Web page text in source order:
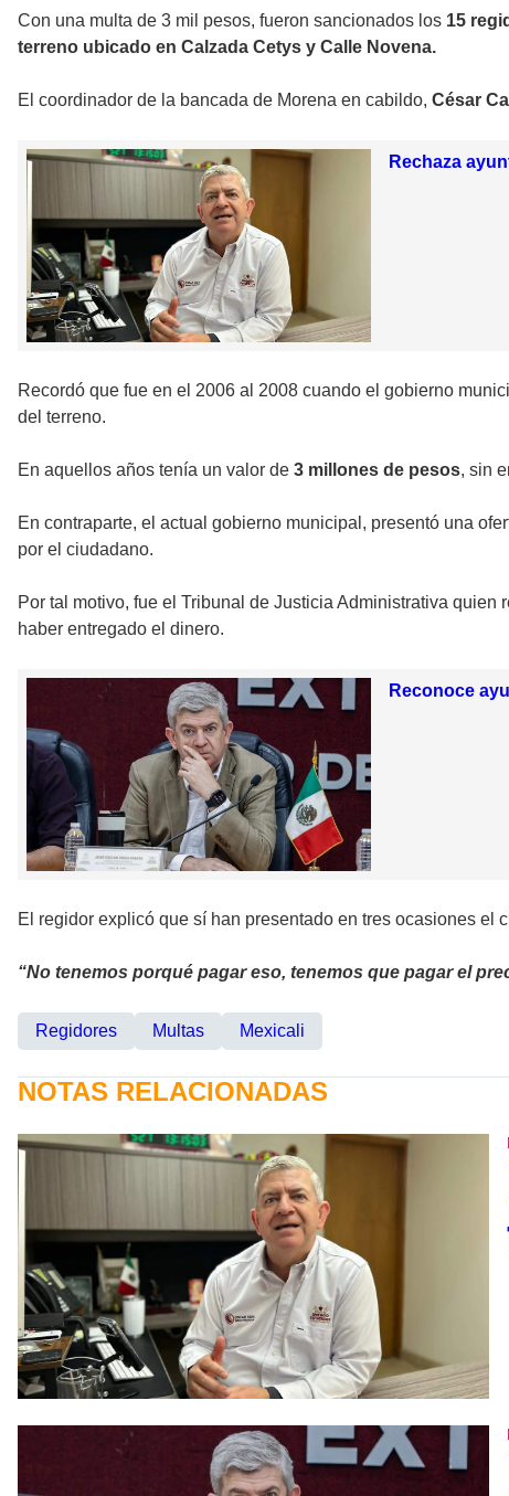
Con una multa de 3 mil pesos, fueron sancionados los 15
terreno ubicado en Calzada Cetys y Calle Novena.
El coordinador de la bancada de Morena en cabildo, César
Rechaza
Recordó que fue en el 2006 al 2008 cuando el gobierno
del terreno.
En aquellos años tenía un valor de 3 millones de pesos, sin
En contraparte, el actual gobierno municipal, presentó una
por el ciudadano.
Por tal motivo, fue el Tribunal de Justicia Administrativa
haber entregado el dinero.
Reconoce
El regidor explicó que sí han presentado en tres ocasiones
“No tenemos porqué pagar eso, tenemos que pagar el
Regidores Multas Mexicali
NOTAS RELACIONADAS